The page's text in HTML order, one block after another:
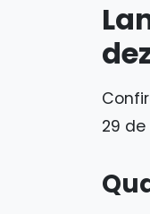
29